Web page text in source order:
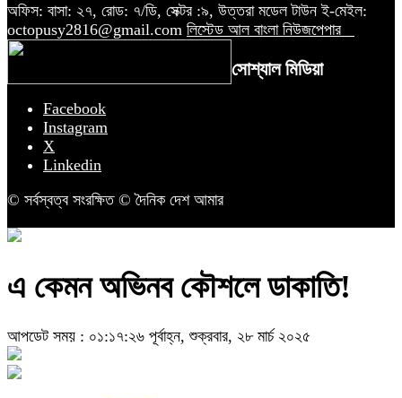
অফিস: বাসা: ২৭, রোড: ৭/ডি, সেক্টর :৯, উত্তরা মডেল টাউন ই-মেইল:
octopusy2816@gmail.com লিস্টেড আল বাংলা নিউজপেপার
সোশ্যাল মিডিয়া
Facebook
Instagram
X
Linkedin
© সর্বস্বত্ব সংরক্ষিত © দৈনিক দেশ আমার
এ কেমন অভিনব কৌশলে ডাকাতি!
আপডেট সময় : ০১:১৭:২৬ পূর্বাহ্ন, শুক্রবার, ২৮ মার্চ ২০২৫